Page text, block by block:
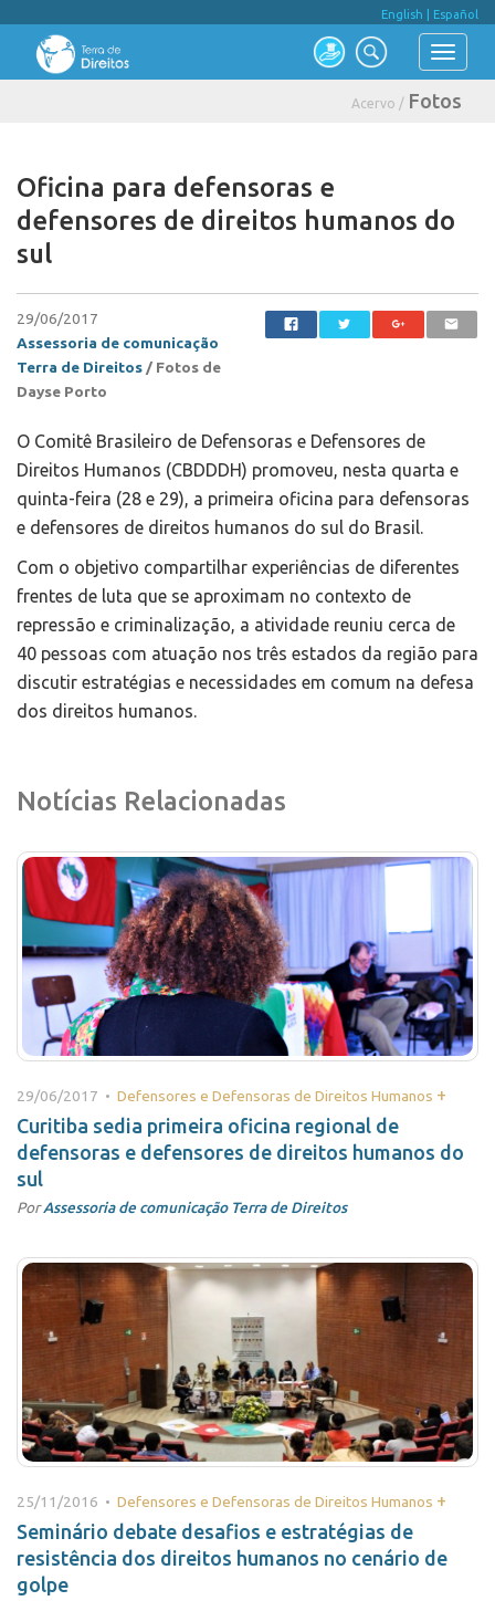
English Español
Acervo / Fotos
Oficina para defensoras e
defensores de direitos humanos do
sul
29/06/2017
Assessoria de comunicação
Terra de Direitos / Fotos de
Dayse Porto
O Comitê Brasileiro de Defensoras e Defensores de
Direitos Humanos (CBDDDH) promoveu, nesta quarta e
quinta-feira (28 e 29), a primeira oficina para defensoras
e defensores de direitos humanos do sul do Brasil.
Com o objetivo compartilhar experiências de diferentes
frentes de luta que se aproximam no contexto de
repressão e criminalização, a atividade reuniu cerca de
40 pessoas com atuação nos três estados da região para
discutir estratégias e necessidades em comum na defesa
dos direitos humanos.
Notícias Relacionadas
29/06/2017 • Defensores e Defensoras de Direitos Humanos +
Curitiba sedia primeira oficina regional de
defensoras e defensores de direitos humanos do
sul
PorAssessoria de comunicação Terra de Direitos
25/11/2016 • Defensores e Defensoras de Direitos Humanos +
Seminário debate desafios e estratégias de
resistência dos direitos humanos no cenário de
golpe